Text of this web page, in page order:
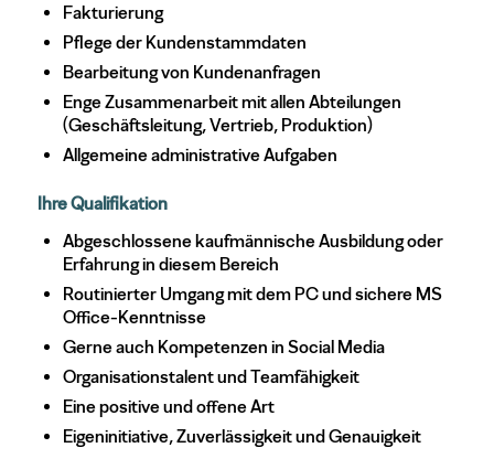
Fakturierung
Pflege der Kundenstammdaten
Bearbeitung von Kundenanfragen
Enge Zusammenarbeit mit allen Abteilungen
(Geschäftsleitung, Vertrieb, Produktion)
Allgemeine administrative Aufgaben
Ihre Qualifikation
Abgeschlossene kaufmännische Ausbildung oder
Erfahrung in diesem Bereich
Routinierter Umgang mit dem PC und sichere MS
Office-Kenntnisse
Gerne auch Kompetenzen in Social Media
Organisationstalent und Teamfähigkeit
Eine positive und offene Art
Eigeninitiative, Zuverlässigkeit und Genauigkeit